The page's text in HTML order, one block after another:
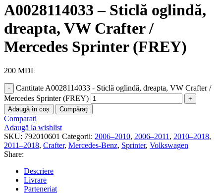
A0028114033 – Sticlă oglindă,
dreapta, VW Crafter /
Mercedes Sprinter (FREY)
200 MDL
Cantitate A0028114033 - Sticlă oglindă, dreapta, VW Crafter /
Mercedes Sprinter (FREY)
Adaugă în coș Cumpărați
Comparați
Adaugă la wishlist
SKU: 792010601 Categorii: 2006–2010, 2006–2011 , 2010–2018,
2011–2018, Crafter, Mercedes-Benz, Sprinter, Volkswagen
Share:
Descriere
Livrare
Parteneriat